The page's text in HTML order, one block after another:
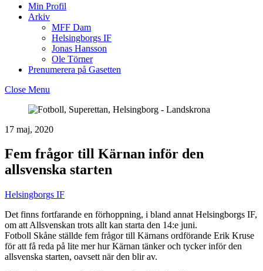
Min Profil
Arkiv
MFF Dam
Helsingborgs IF
Jonas Hansson
Ole Törner
Prenumerera på Gasetten
Close Menu
17 maj, 2020
Fem frågor till Kärnan inför den
allsvenska starten
Helsingborgs IF
Det finns fortfarande en förhoppning, i bland annat Helsingborgs IF,
om att Allsvenskan trots allt kan starta den 14:e juni.
Fotboll Skåne ställde fem frågor till Kärnans ordförande Erik Kruse
för att få reda på lite mer hur Kärnan tänker och tycker inför den
allsvenska starten, oavsett när den blir av.